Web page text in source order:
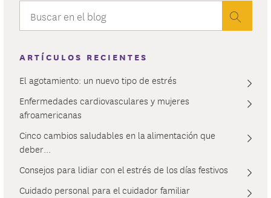
ARTÍCULOS RECIENTES
El agotamiento: un nuevo tipo de estrés
Enfermedades cardiovasculares y mujeres
afroamericanas
Cinco cambios saludables en la alimentación que
deber...
Consejos para lidiar con el estrés de los días festivos
Cuidado personal para el cuidador familiar